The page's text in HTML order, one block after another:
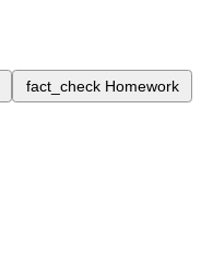
fact_check Homework